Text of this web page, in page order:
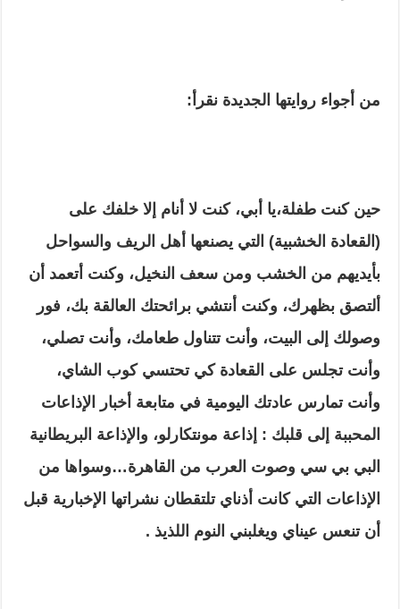
من أجواء روايتها الجديدة نقرأ:
حين كنت طفلة،يا أبي، كنت لا أنام إلا خلفك على
(القعادة الخشبية) التي يصنعها أهل الريف والسواحل
بأيديهم من الخشب ومن سعف النخيل، وكنت أتعمد أن
ألتصق بظهرك، وكنت أنتشي برائحتك العالقة بك، فور
وصولك إلى البيت، وأنت تتناول طعامك، وأنت تصلي،
وأنت تجلس على القعادة كي تحتسي كوب الشاي،
وأنت تمارس عادتك اليومية في متابعة أخبار الإذاعات
المحببة إلى قلبك : إذاعة مونتكارلو، والإذاعة البريطانية
البي بي سي وصوت العرب من القاهرة…وسواها من
الإذاعات التي كانت أذناي تلتقطان نشراتها الإخبارية قبل
أن تنعس عيناي ويغلبني النوم اللذيذ .